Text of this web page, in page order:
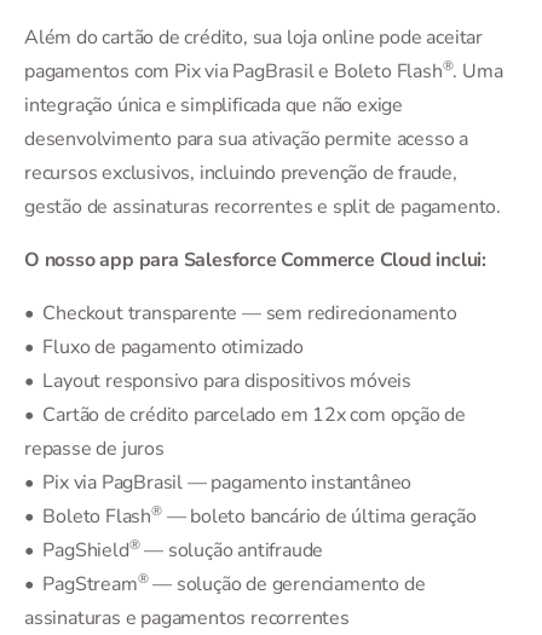
Além do cartão de crédito, sua loja online pode aceitar
pagamentos com Pix via PagBrasil e Boleto Flash®. Uma
integração única e simplificada que não exige
desenvolvimento para sua ativação permite acesso a
recursos exclusivos, incluindo prevenção de fraude,
gestão de assinaturas recorrentes e split de pagamento.
O nosso app para Salesforce Commerce Cloud inclui:
• Checkout transparente — sem redirecionamento
• Fluxo de pagamento otimizado
• Layout responsivo para dispositivos móveis
• Cartão de crédito parcelado em 12x com opção de
repasse de juros
• Pix via PagBrasil — pagamento instantâneo
• Boleto Flash®— boleto bancário de última geração
• PagShield®— solução antifraude
• PagStream®— solução de gerenciamento de
assinaturas e pagamentos recorrentes